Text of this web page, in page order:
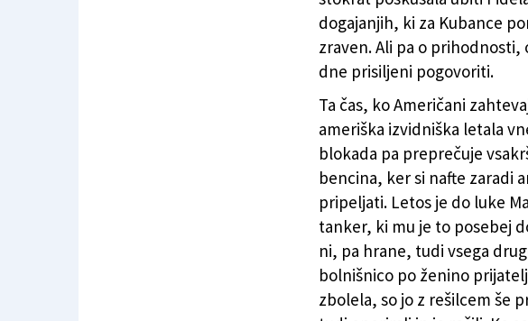
dogajanjih, ki za Kubance
zraven. Ali pa o
dne prisiljeni pogovoriti.
Ta čas, ko Američani
ameriška izvidniška letala
blokada pa preprečuje
bencina, ker si nafte zaradi
pripeljati. Letos je do luke
tanker, ki mu je to posebej
ni, pa hrane, tudi vsega
bolnišnico po ženino
zbolela, so jo z rešilcem še